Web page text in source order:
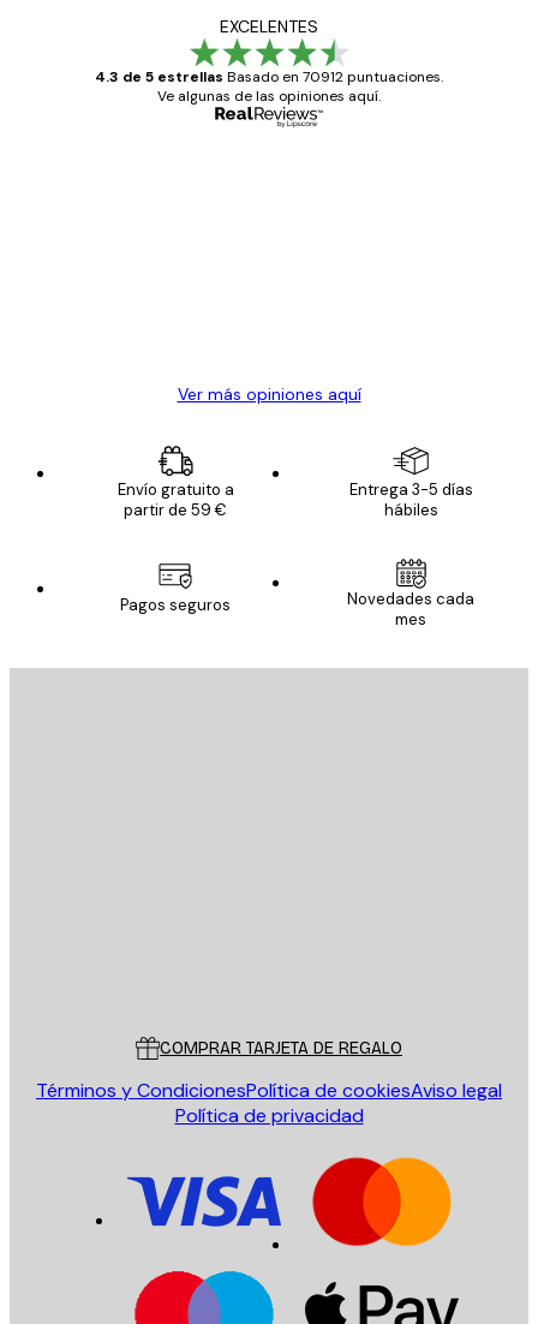
EXCELENTES
4.3 de 5 estrellas Basado en 70912 puntuaciones.
Ve algunas de las opiniones aquí.
Ver más opiniones aquí
Envío gratuito a
partir de 59 €
Entrega 3-5 días
hábiles
Pagos seguros
Novedades cada
mes
COMPRAR TARJETA DE REGALO
Términos y CondicionesPolítica de cookiesAviso legal
Política de privacidad